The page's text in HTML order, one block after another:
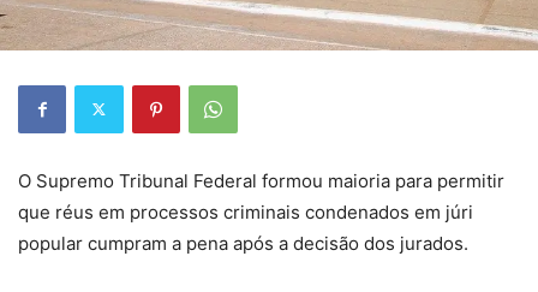
O Supremo Tribunal Federal formou maioria para permitir
que réus em processos criminais condenados em júri
popular cumpram a pena após a decisão dos jurados.